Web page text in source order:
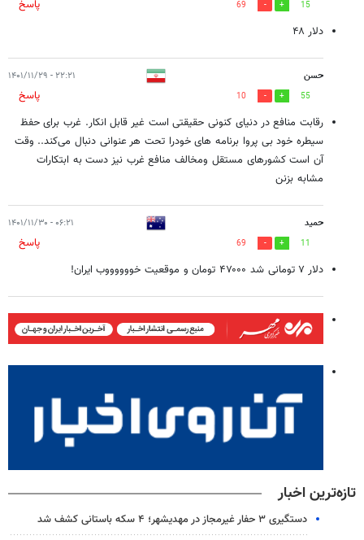
15
69
پاسخ
دلار ۴۸
حسن ۲۲:۲۱ - ۱۴۰۱/۱۱/۲۹
55
10
پاسخ
رقابت منافع در دنیای کنونی حقیقتی است غیر قابل انکار. غرب برای حفظ
سیطره خود بی پروا برنامه های خودرا تحت هر عنوانی دنبال می‌کند.. وقت
آن است کشورهای مستقل ومخالف منافع غرب نیز دست به ابتکارات
مشابه بزنن
حمید ۰۶:۲۱ - ۱۴۰۱/۱۱/۳۰
11
69
پاسخ
دلار ۷ تومانی شد ۴۷۰۰۰ تومان و موقعیت خووووووب ایران!
تازه‌ترین اخبار
دستگیری ۳ حفار غیرمجاز در مهدیشهر؛ ۴ سکه باستانی کشف شد